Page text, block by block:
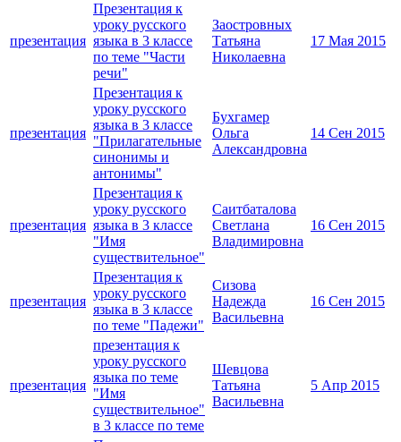
презентация
Презентация к
уроку русского
языка в 3 классе
по теме "Части
речи"
Заостровных
Татьяна
Николаевна
17 Мая 2015
презентация
Презентация к
уроку русского
языка в 3 классе
"Прилагательные
синонимы и
антонимы"
Бухгамер
Ольга
Александровна
14 Сен 2015
презентация
Презентация к
уроку русского
языка в 3 классе
"Имя
существительное"
Саитбаталова
Светлана
Владимировна
16 Сен 2015
презентация
Презентация к
уроку русского
языка в 3 классе
по теме "Падежи"
Сизова
Надежда
Васильевна
16 Сен 2015
презентация
презентация к
уроку русского
языка по теме
"Имя
существительное"
в 3 классе по теме
Шевцова
Татьяна
Васильевна
5 Апр 2015